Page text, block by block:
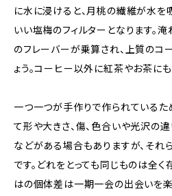
に水に浸けると、月桃の繊維が水を
いい塩梅のフィルターとなります。
のフレーバーが乗算され、上質のコ
ょう。コーヒー以外に紅茶やお茶に
一つ一つが手作りで作られているた
て形や大きさ、傷、色合いや光沢の違
などがある場合もありますが、それ
です。どれをとっても同じものは全く
はの個体差は一期一会の出会いを